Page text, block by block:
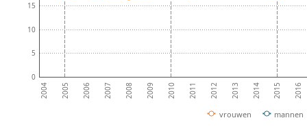
2004 2005 2006 2007 2008 2009 2010 2011 2012 2013 2014 2015 2016
0
5
10
15
vrouwen mannen